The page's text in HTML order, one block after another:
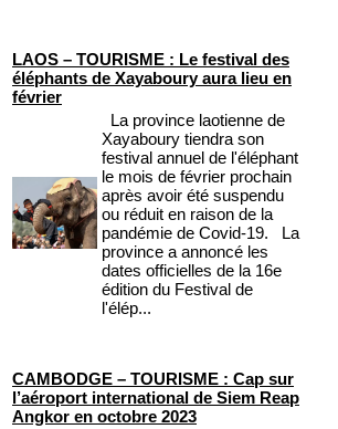
LAOS – TOURISME : Le festival des
éléphants de Xayaboury aura lieu en
février
La province laotienne de
Xayaboury tiendra son
festival annuel de l'éléphant
le mois de février prochain
après avoir été suspendu
ou réduit en raison de la
pandémie de Covid-19. La
province a annoncé les
dates officielles de la 16e
édition du Festival de
l'élép...
CAMBODGE – TOURISME : Cap sur
l’aéroport international de Siem Reap
Angkor en octobre 2023